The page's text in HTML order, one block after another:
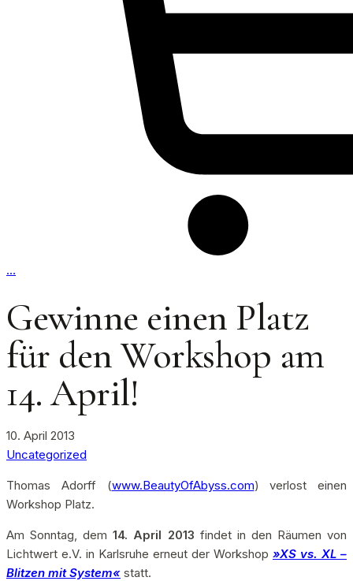
…
Gewinne einen Platz
für den Workshop am
14. April!
10. April 2013
Uncategorized
Thomas Adorff (www.BeautyOfAbyss.com) verlost einen
Workshop Platz.
Am Sonntag, dem14. April 2013 findet in den Räumen von
Lichtwert e.V. in Karlsruhe erneut der Workshop »XS vs. XL –
Blitzen mit System« statt.